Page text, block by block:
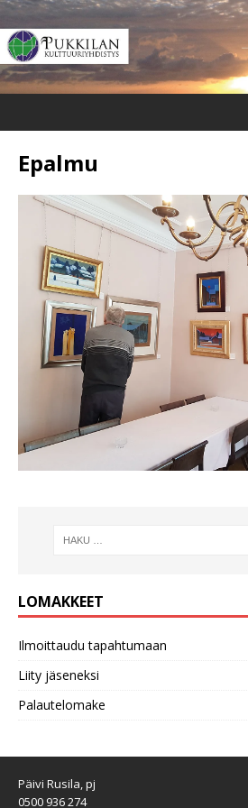
Epalmu
LOMAKKEET
Ilmoittaudu tapahtumaan
Liity jäseneksi
Palautelomake
Päivi Rusila, pj
0500 936 274